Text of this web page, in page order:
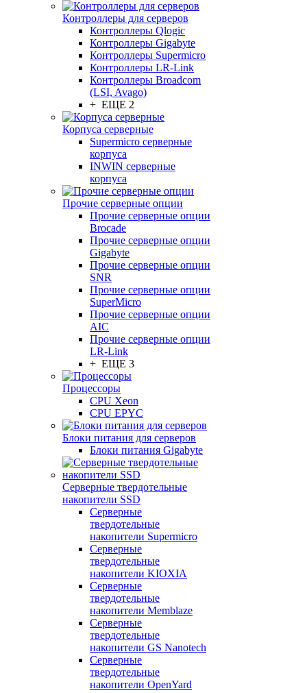
Контроллеры для серверов
Контроллеры Qlogic
Контроллеры Gigabyte
Контроллеры Supermicro
Контроллеры LR-Link
Контроллеры Broadcom
(LSI, Avago)
+ ЕЩЕ 2
Корпуса серверные
Supermicro серверные
корпуса
INWIN серверные
корпуса
Прочие серверные опции
Прочие серверные опции
Brocade
Прочие серверные опции
Gigabyte
Прочие серверные опции
SNR
Прочие серверные опции
SuperMicro
Прочие серверные опции
AIC
Прочие серверные опции
LR-Link
+ ЕЩЕ 3
Процессоры
CPU Xeon
CPU EPYC
Блоки питания для серверов
Блоки питания Gigabyte
Серверные твердотельные
накопители SSD
Cерверные
твердотельные
накопители Supermicro
Cерверные
твердотельные
накопители KIOXIA
Cерверные
твердотельные
накопители Memblaze
Cерверные
твердотельные
накопители GS Nanotech
Серверные
твердотельные
накопители OpenYard